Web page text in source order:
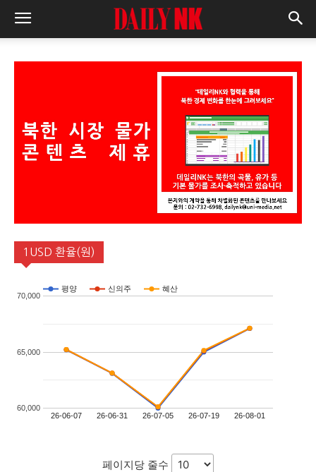
1USD 환율(원)
평양 신의주 혜산
26-06-07 26-06-31 26-07-05 26-07-19 26-08-01
60,000
65,000
70,000
페이지당 줄수